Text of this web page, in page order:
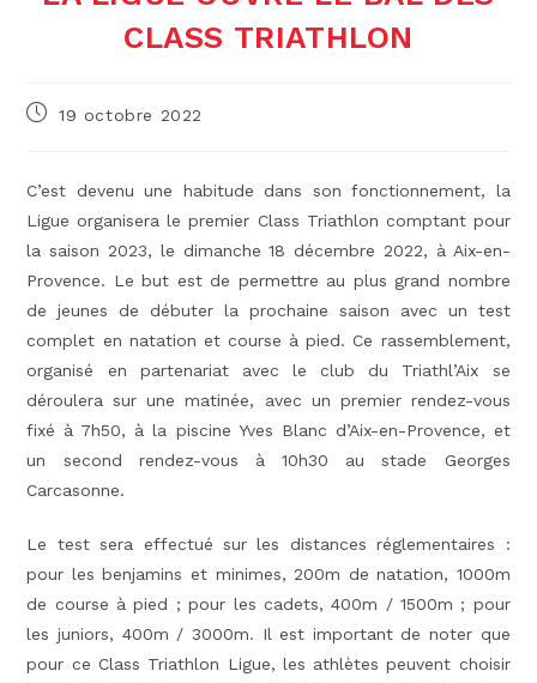
CLASS TRIATHLON
Publication
19 octobre 2022
C’est devenu une habitude dans son fonctionnement, la
Ligue organisera le premier Class Triathlon comptant pour
la saison 2023, le dimanche 18 décembre 2022, à Aix-en-
Provence. Le but est de permettre au plus grand nombre
de jeunes de débuter la prochaine saison avec un test
complet en natation et course à pied. Ce rassemblement,
organisé en partenariat avec le club du Triathl’Aix se
déroulera sur une matinée, avec un premier rendez-vous
fixé à 7h50, à la piscine Yves Blanc d’Aix-en-Provence, et
un second rendez-vous à 10h30 au stade Georges
Carcasonne.
Le test sera effectué sur les distances réglementaires :
pour les benjamins et minimes, 200m de natation, 1000m
de course à pied ; pour les cadets, 400m / 1500m ; pour
les juniors, 400m / 3000m. Il est important de noter que
pour ce Class Triathlon Ligue, les athlètes peuvent choisir